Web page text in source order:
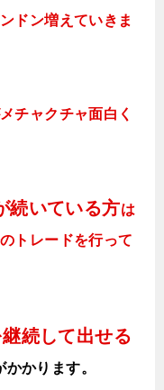
ドン増えていきま
チャクチャ面白く
続いている方は
トレードを行って
続して出せる
かかります。